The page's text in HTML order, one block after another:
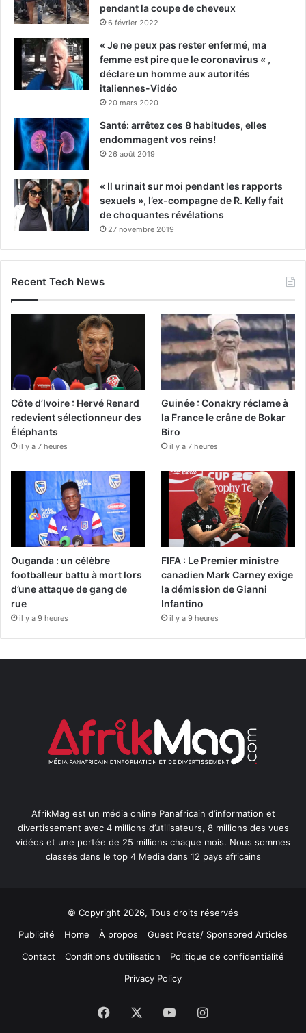
pendant la coupe de cheveux
6 février 2022
« Je ne peux pas rester enfermé, ma
femme est pire que le coronavirus « ,
déclare un homme aux autorités
italiennes-Vidéo
20 mars 2020
Santé: arrêtez ces 8 habitudes, elles
endommagent vos reins!
26 août 2019
« Il urinait sur moi pendant les rapports
sexuels », l’ex-compagne de R. Kelly fait
de choquantes révélations
27 novembre 2019
Recent Tech News
Côte d’Ivoire : Hervé Renard
redevient sélectionneur des
Éléphants
il y a 7 heures
Guinée : Conakry réclame à
la France le crâne de Bokar
Biro
il y a 7 heures
Ouganda : un célèbre
footballeur battu à mort lors
d’une attaque de gang de
rue
il y a 9 heures
FIFA : Le Premier ministre
canadien Mark Carney exige
la démission de Gianni
Infantino
il y a 9 heures
AfrikMag est un média online Panafricain d’information et
divertissement avec 4 millions d’utilisateurs, 8 millions des vues
vidéos et une portée de 25 millions chaque mois. Nous sommes
classés dans le top 4 Media dans 12 pays africains
© Copyright 2026, Tous droits réservés
Publicité
Home À propos
Guest Posts/ Sponsored Articles
Contact
Conditions d’utilisation
Politique de confidentialité
Privacy Policy
Facebook YouTubeInstagram